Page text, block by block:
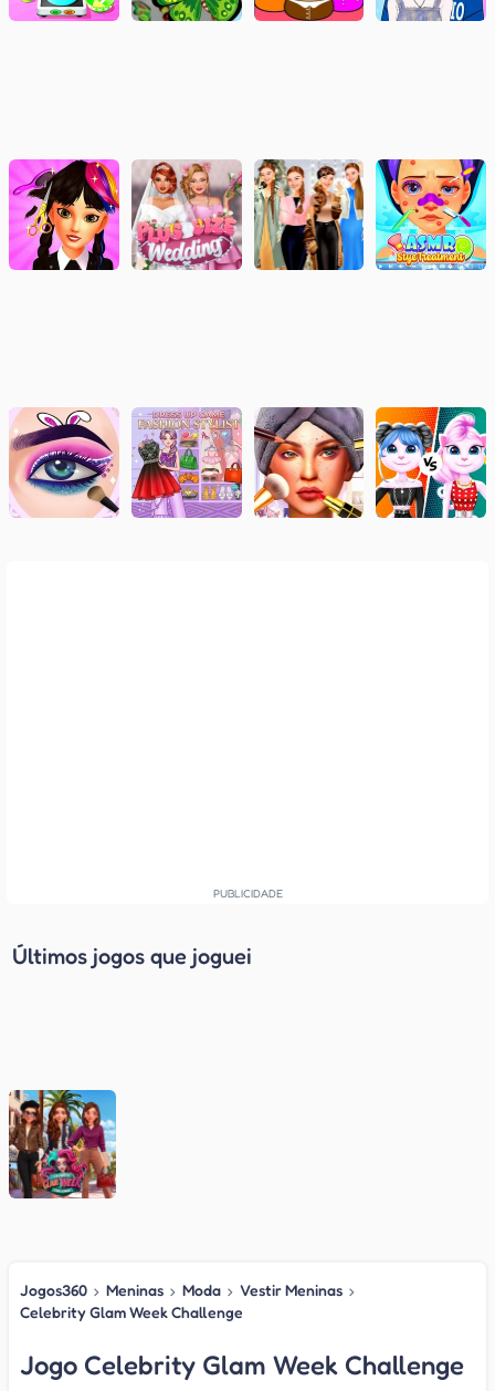
Últimos jogos que joguei
Jogos360 › Meninas › Moda › Vestir Meninas ›
Celebrity Glam Week Challenge
Jogo Celebrity Glam Week Challenge